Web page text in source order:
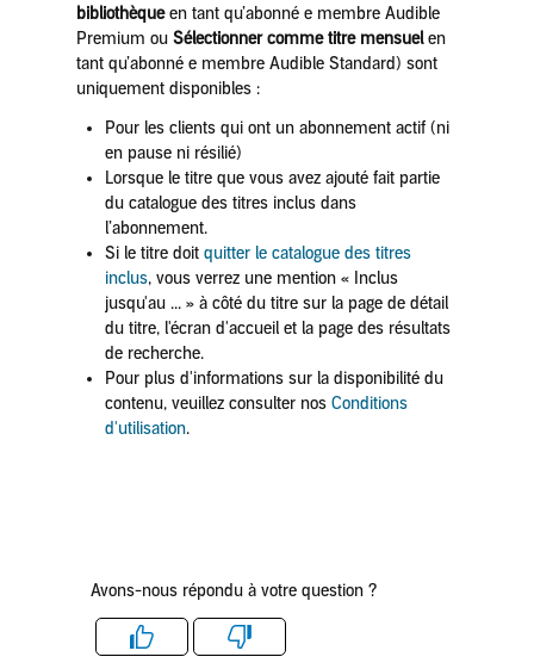
bibliothèqueen tant qu’abonné e membre Audible
Premium ou Sélectionner comme titre mensuelen
tant qu’abonné e membre Audible Standard) sont
uniquement disponibles :
Pour les clients qui ont un abonnement actif (ni
en pause ni résilié)
Lorsque le titre que vous avez ajouté fait partie
du catalogue des titres inclus dans
l’abonnement.
Si le titre doitquitter le catalogue des titres
inclus, vous verrez une mention « Inclus
jusqu'au ... » à côté du titre sur la page de détail
du titre, l'écran d'accueil et la page des résultats
de recherche.
Pour plus d'informations sur la disponibilité du
contenu, veuillez consulter nos Conditions
d'utilisation.
Avons-nous répondu à votre question ?
Like Dislike